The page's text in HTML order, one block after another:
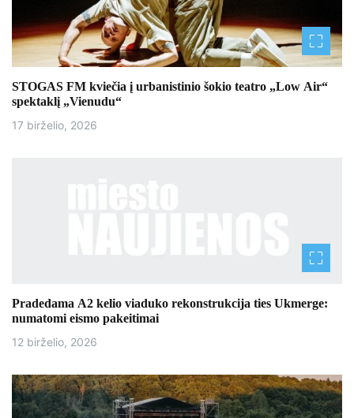
j
a
t
a
š
ų
STOGAS FM kviečia į urbanistinio šokio teatro „Low Air“
spektaklį „Vienudu“
17 birželio, 2026
Pradedama A2 kelio viaduko rekonstrukcija ties Ukmerge:
numatomi eismo pakeitimai
12 birželio, 2026